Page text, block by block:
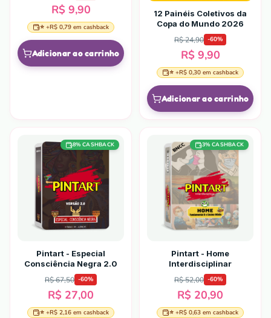
R$ 9,90
⭐ +R$ 0,79 em cashback
Adicionar ao carrinho
12 Painéis Coletivos da
Copa do Mundo 2026
R$ 24,90 -60%
R$ 9,90
⭐ +R$ 0,30 em cashback
Adicionar ao carrinho
8% CASHBACK
Pintart - Especial
Consciência Negra 2.0
R$ 67,50 -60%
R$ 27,00
⭐ +R$ 2,16 em cashback
3% CASHBACK
Pintart - Home
Interdisciplinar
R$ 52,00 -60%
R$ 20,90
⭐ +R$ 0,63 em cashback